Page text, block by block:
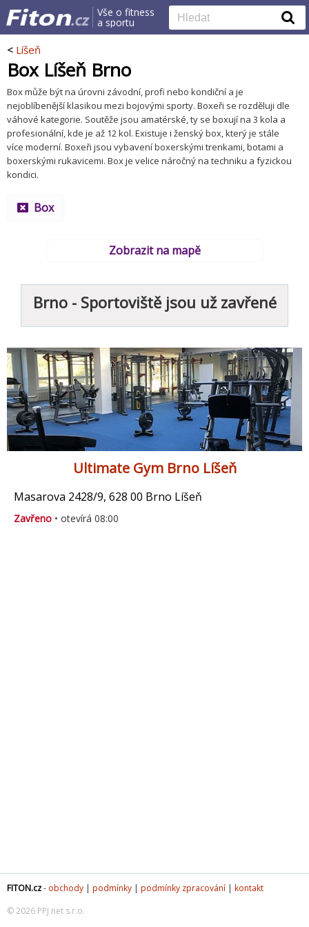
Vše o fitness
a sportu
< Líšeň
Box Líšeň Brno
Box může být na úrovni závodní, profi nebo kondiční a je
nejoblíbenější klasikou mezi bojovými sporty. Boxeři se rozděluji dle
váhové kategorie. Soutěže jsou amatérské, ty se boxují na 3 kola a
profesionální, kde je až 12 kol. Existuje i ženský box, který je stále
více moderní. Boxeři jsou vybavení boxerskými trenkami, botami a
boxerskými rukavicemi. Box je velice náročný na techniku a fyzickou
kondici.
Box
Zobrazit na mapě
Brno - Sportoviště jsou už zavřené
Ultimate Gym Brno Líšeň
Masarova 2428/9, 628 00 Brno Líšeň
Zavřeno • otevírá 08:00
FITON.cz- obchody | podmínky | podmínky zpracování | kontakt
© 2026 PPJ net s.r.o.